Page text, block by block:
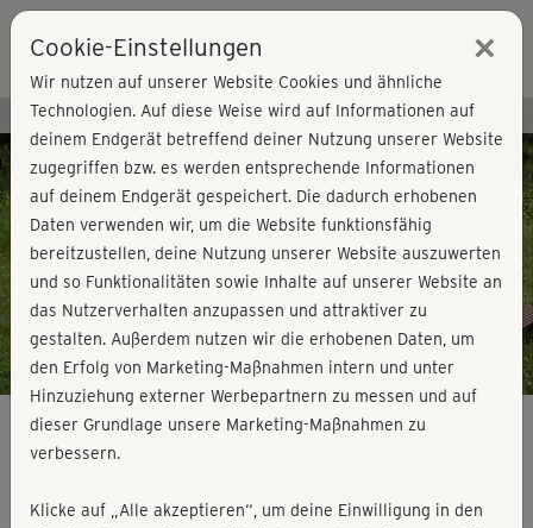
Play
Video
Kursvorschau - Jetzt mitmachen!
schwanger & fit - kleiner Rückenkurs 1
Cookie-Einstellungen ×
Wir nutzen auf unserer Website Cookies und ähnliche
Technologien. Auf diese Weise wird auf Informationen auf
deinem Endgerät betreffend deiner Nutzung unserer Website
zugegriffen bzw. es werden entsprechende Informationen
auf deinem Endgerät gespeichert. Die dadurch erhobenen
Daten verwenden wir, um die Website funktionsfähig
bereitzustellen, deine Nutzung unserer Website auszuwerten
und so Funktionalitäten sowie Inhalte auf unserer Website an
das Nutzerverhalten anzupassen und attraktiver zu
gestalten. Außerdem nutzen wir die erhobenen Daten, um
den Erfolg von Marketing-Maßnahmen intern und unter
Hinzuziehung externer Werbepartnern zu messen und auf
dieser Grundlage unsere Marketing-Maßnahmen zu
verbessern.
Klicke auf „Alle akzeptieren“, um deine Einwilligung in den